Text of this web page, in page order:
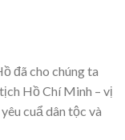
đã cho chúng ta
Hồ Chí Minh – vị
cuẩ dân tộc và